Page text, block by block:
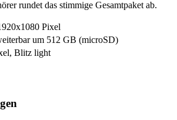
rundet das stimmige Gesamtpaket ab.
Pixel
um 512 GB (microSD)
Blitz light